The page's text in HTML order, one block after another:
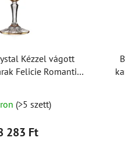
Kézzel vágott
Felicie Romantic
(>5 szett)
283 Ft